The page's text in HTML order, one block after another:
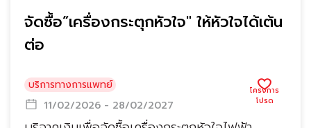
จัดซื้อ”เครื่องกระตุกหัวใจ" ให้หัวใจได้เต้น
ต่อ
บริการทางการแพทย์
11/02/2026 - 28/02/2027